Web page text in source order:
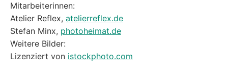
Mitarbeiterinnen:
Atelier Reflex, atelierreflex.de
Stefan Minx, photoheimat.de
Weitere Bilder:
Lizenziert von istockphoto.com